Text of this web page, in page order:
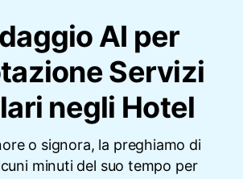
AI per
Servizi
negli Hotel
o signora, la preghiamo di
minuti del suo tempo per